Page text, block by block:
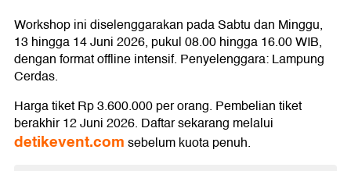
Workshop ini diselenggarakan pada Sabtu dan Minggu,
13 hingga 14 Juni 2026, pukul 08.00 hingga 16.00 WIB,
dengan format offline intensif. Penyelenggara: Lampung
Cerdas.
Harga tiket Rp 3.600.000 per orang. Pembelian tiket
berakhir 12 Juni 2026. Daftar sekarang melalui
detikevent.comsebelum kuota penuh.